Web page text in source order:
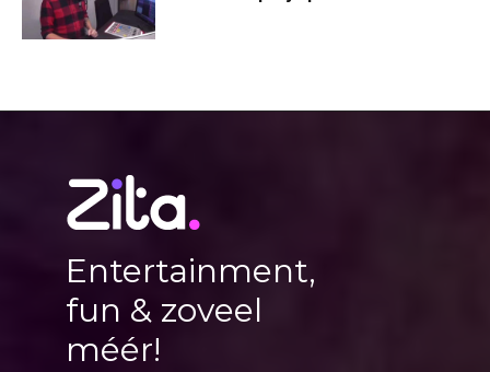
Entertainment,
fun & zoveel
méér!